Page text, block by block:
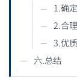
1.确
2.合
3.优
六.总结